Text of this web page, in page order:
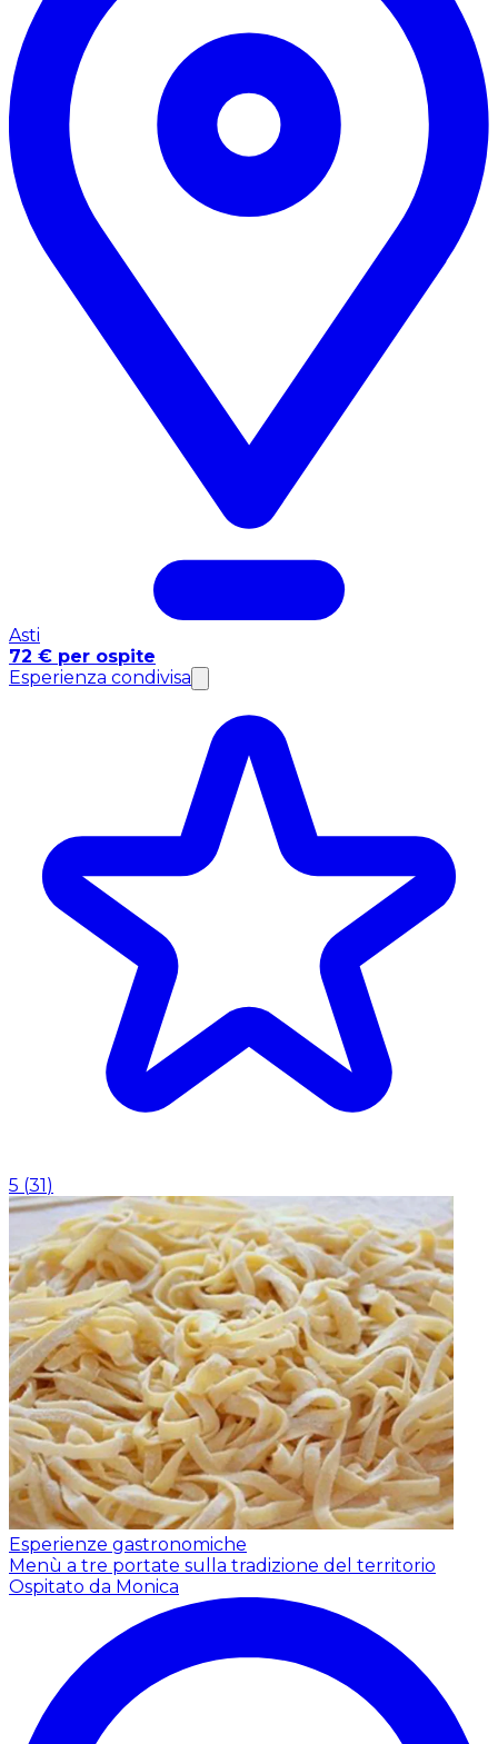
Asti
72 € per ospite
Esperienza condivisa
5 (31)
Esperienze gastronomiche
Menù a tre portate sulla tradizione del territorio
Ospitato da Monica